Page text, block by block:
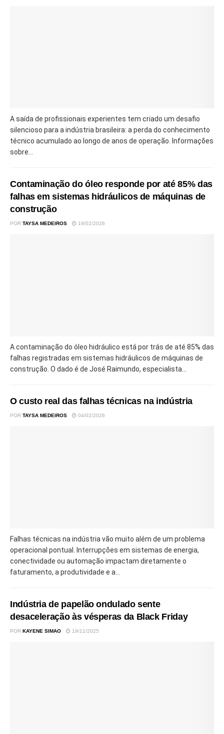
A saída de profissionais experientes tem criado um desafio
silencioso para a indústria brasileira: a perda do conhecimento
técnico acumulado ao longo de anos de operação. Informações
sobre...
Contaminação do óleo responde por até 85% das
falhas em sistemas hidráulicos de máquinas de
construção
POR TAYSA MEDEIROS 19/02/2026
A contaminação do óleo hidráulico está por trás de até 85% das
falhas registradas em sistemas hidráulicos de máquinas de
construção. O dado é de José Raimundo, especialista...
O custo real das falhas técnicas na indústria
POR TAYSA MEDEIROS 04/02/2026
Falhas técnicas na indústria vão muito além de um problema
operacional pontual. Interrupções em sistemas de energia,
conectividade ou automação impactam diretamente o
faturamento, a produtividade e a...
Indústria de papelão ondulado sente
desaceleração às vésperas da Black Friday
POR KAYENE SIMAO 19/11/2025